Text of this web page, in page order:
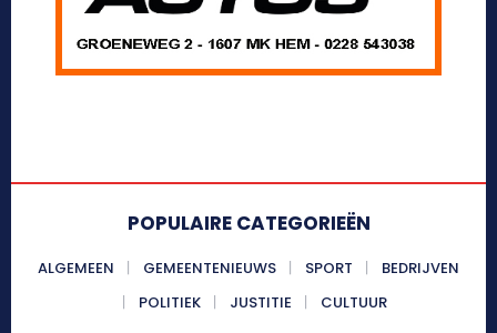
POPULAIRE CATEGORIEËN
ALGEMEEN GEMEENTENIEUWS SPORT
BEDRIJVEN
POLITIEK
JUSTITIE CULTUUR